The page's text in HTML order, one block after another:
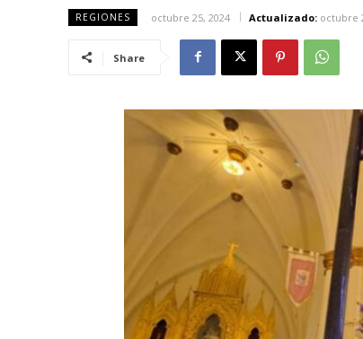
REGIONES octubre 25, 2024 Actualizado: octubre
Share